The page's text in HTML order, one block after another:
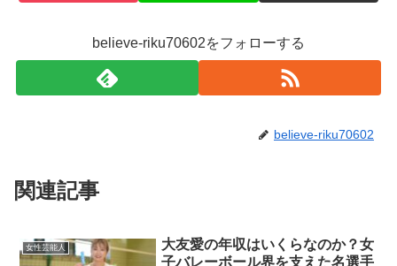
believe-riku70602をフォローする
believe-riku70602
関連記事
女性芸能人
大友愛の年収はいくらなのか？女
子バレーボール界を支えた名選手